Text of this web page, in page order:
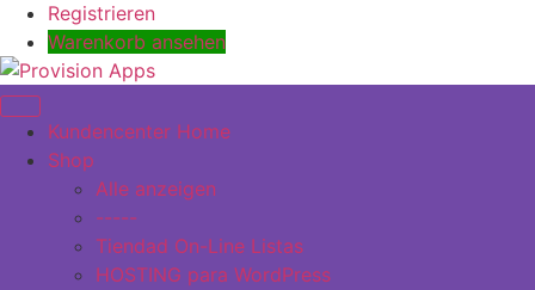
Registrieren
Warenkorb ansehen
Toggle navigation
Kundencenter Home
Shop
Alle anzeigen
-----
Tiendad On-Line Listas
HOSTING para WordPress